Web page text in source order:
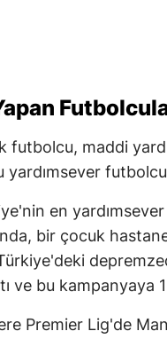
futbolcu, maddi
en
bir çocuk
ve bu kampanyaya
Premier Lig'de